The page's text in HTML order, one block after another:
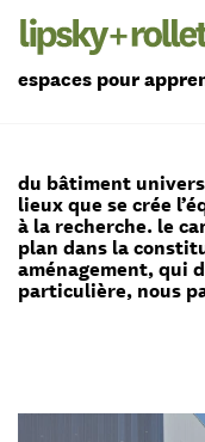
espaces pour
du bâtiment
lieux que se crée
à la recherche. le
plan dans la
aménagement, qui
particulière, nous